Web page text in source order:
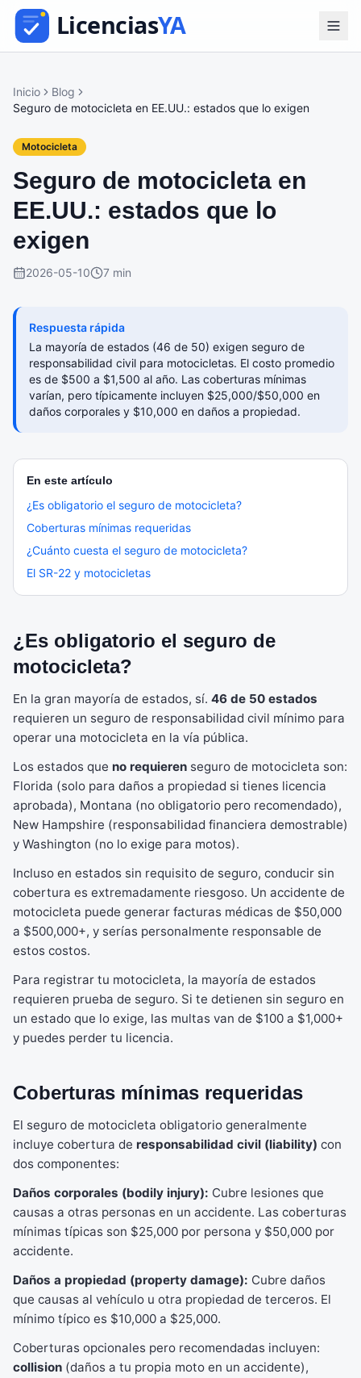
Inicio
Blog
Seguro de motocicleta en EE.UU.: estados que lo exigen
Motocicleta
Seguro de motocicleta en
EE.UU.: estados que lo
exigen
2026-05-10 7 min
Respuesta rápida
La mayoría de estados (46 de 50) exigen seguro de
responsabilidad civil para motocicletas. El costo promedio
es de $500 a $1,500 al año. Las coberturas mínimas
varían, pero típicamente incluyen $25,000/$50,000 en
daños corporales y $10,000 en daños a propiedad.
En este artículo
¿Es obligatorio el seguro de motocicleta?
Coberturas mínimas requeridas
¿Cuánto cuesta el seguro de motocicleta?
El SR-22 y motocicletas
¿Es obligatorio el seguro de
motocicleta?
En la gran mayoría de estados, sí. 46 de 50 estados
requieren un seguro de responsabilidad civil mínimo para
operar una motocicleta en la vía pública.
Los estados que no requieren seguro de motocicleta son:
Florida (solo para daños a propiedad si tienes licencia
aprobada), Montana (no obligatorio pero recomendado),
New Hampshire (responsabilidad financiera demostrable)
y Washington (no lo exige para motos).
Incluso en estados sin requisito de seguro, conducir sin
cobertura es extremadamente riesgoso. Un accidente de
motocicleta puede generar facturas médicas de $50,000
a $500,000+, y serías personalmente responsable de
estos costos.
Para registrar tu motocicleta, la mayoría de estados
requieren prueba de seguro. Si te detienen sin seguro en
un estado que lo exige, las multas van de $100 a $1,000+
y puedes perder tu licencia.
Coberturas mínimas requeridas
El seguro de motocicleta obligatorio generalmente
incluye cobertura de responsabilidad civil (liability) con
dos componentes:
Daños corporales (bodily injury): Cubre lesiones que
causas a otras personas en un accidente. Las coberturas
mínimas típicas son $25,000 por persona y $50,000 por
accidente.
Daños a propiedad (property damage): Cubre daños
que causas al vehículo u otra propiedad de terceros. El
mínimo típico es $10,000 a $25,000.
Coberturas opcionales pero recomendadas incluyen:
collision (daños a tu propia moto en un accidente),